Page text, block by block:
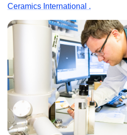
Ceramics International .